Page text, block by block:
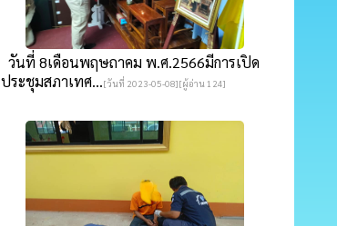
วันที่ 8เดือนพฤษถาคม พ.ศ.2566มีการเปิด
ประชุมสภาเทศ...[วันที่ 2023-05-08][ผู้อ่าน 124]